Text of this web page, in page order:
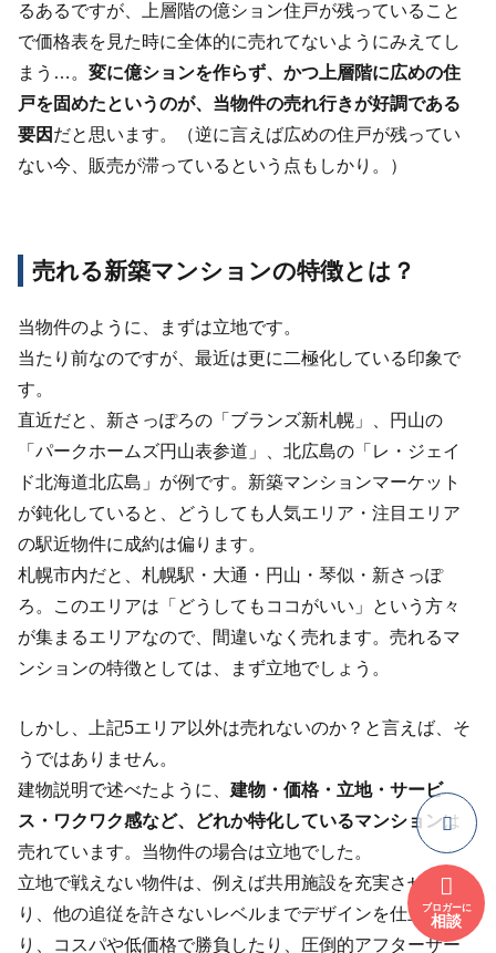
るあるですが、上層階の億ション住戸が残っていること
で価格表を見た時に全体的に売れてないようにみえてし
まう…。変に億ションを作らず、かつ上層階に広めの住
戸を固めたというのが、当物件の売れ行きが好調である
要因 だと思います。（逆に言えば広めの住戸が残ってい
ない今、販売が滞っているという点もしかり。）
売れる新築マンションの特徴とは？
当物件のように、まずは立地です。
当たり前なのですが、最近は更に二極化している印象で
す。
直近だと、新さっぽろの「ブランズ新札幌」、円山の
「パークホームズ円山表参道」、北広島の「レ・ジェイ
ド北海道北広島」が例です。新築マンションマーケット
が鈍化していると、どうしても人気エリア・注目エリア
の駅近物件に成約は偏ります。
札幌市内だと、札幌駅・大通・円山・琴似・新さっぽ
ろ。このエリアは「どうしてもココがいい」という方々
が集まるエリアなので、間違いなく売れます。売れるマ
ンションの特徴としては、まず立地でしょう。
しかし、上記5エリア以外は売れないのか？と言えば、そ
うではありません。
建物説明で述べたように、建物・価格・立地・サービ
ス・ワクワク感など、どれか特化しているマンションは
売れています。当物件の場合は立地でした。
立地で戦えない物件は、例えば共用施設を充実させた
り、他の追従を許さないレベルまでデザインを仕上げた
り、コスパや低価格で勝負したり、圧倒的アフターサー
ブロガーに
相談